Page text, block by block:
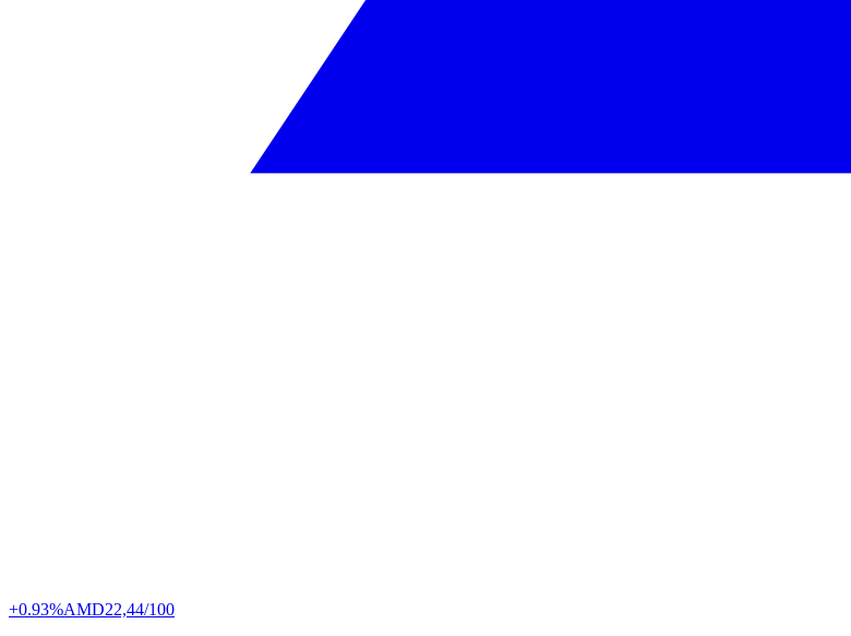
+0.93%AMD22,44/100